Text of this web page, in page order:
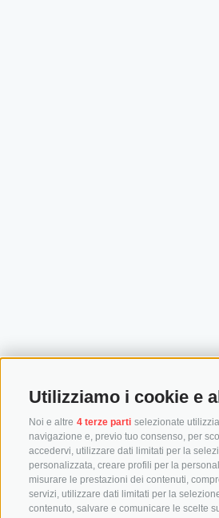
Utilizziamo i cookie e
Noi e altre 4 terze parti selezionate
navigazione e, previo tuo consenso, per
accedervi, utilizzare dati limitati per la
personalizzata, creare profili per la
misurare le prestazioni dei contenuti,
servizi, utilizzare dati limitati per la
contenuto, salvare e comunicare le scelte